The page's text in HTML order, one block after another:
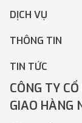
DỊCH VỤ
THÔNG TIN
TIN TỨC
CÔNG TY
GIAO HÀNG